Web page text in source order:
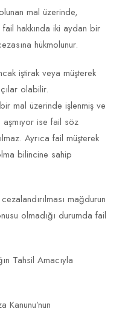
mal üzerinde,
hakkında iki aydan bir
hükmolunur.
iştirak veya müşterek
olabilir.
mal üzerinde işlenmiş ve
aşmıyor ise fail söz
Ayrıca fail müşterek
bilincine sahip
mağdurun
olmadığı durumda fail
Tahsil Amacıyla
Kanunu’nun